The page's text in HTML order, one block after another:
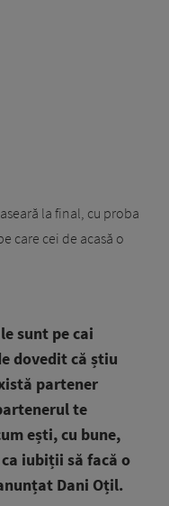
la final, cu proba
care cei de acasă o
sunt pe cai
dovedit că știu
partener
te
ești, cu bune,
iubiții să facă o
Dani Oțil.